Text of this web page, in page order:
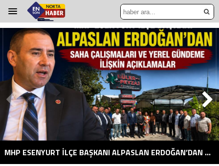
MHP ESENYURT İLÇE BAŞKANI ALPASLAN ERDOĞAN’DAN SAHA ÇALIŞMALARI VE YEREL GÜNDEME İLIŞKIN AÇIKLAMALAR